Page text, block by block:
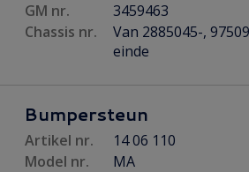
GM nr.
3459463
Chassis nr.
Van 2885045-,
einde
Bumpersteun
Artikel nr.
14 06 110
Model nr.
MA